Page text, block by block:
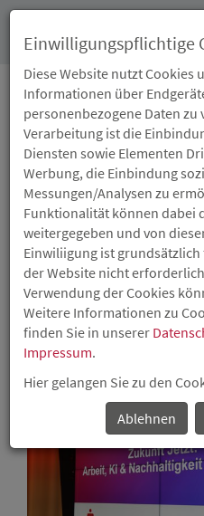
05.11.2025
IMPULSE
IN
Veranstaltung initiiert
Technologie und
Einwilligungspflichtige
Diese Website nutzt
Informationen über
personenbezogene Daten
Verarbeitung ist die
Diensten sowie Elementen
Werbung, die Einbindung
Messungen/Analysen zu
Funktionalität können dabei
weitergegeben und von
Einwiliigung ist
der Website nicht
Verwendung der Cookies
Weitere Informationen zu
finden Sie in unserer
Impressum.
Hier gelangen Sie zu den
Ablehnen